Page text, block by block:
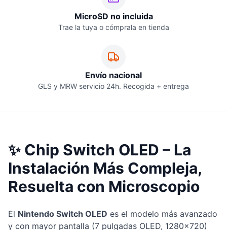
MicroSD no incluida
Trae la tuya o cómprala en tienda
Envío nacional
GLS y MRW servicio 24h. Recogida + entrega
✨ Chip Switch OLED – La
Instalación Más Compleja,
Resuelta con Microscopio
El Nintendo Switch OLED es el modelo más avanzado
y con mayor pantalla (7 pulgadas OLED, 1280×720)